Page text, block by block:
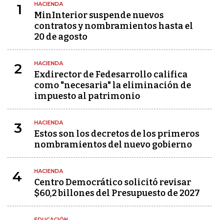
1 HACIENDA
MinInterior suspende nuevos
contratos y nombramientos hasta el
20 de agosto
2 HACIENDA
Exdirector de Fedesarrollo califica
como "necesaria" la eliminación de
impuesto al patrimonio
3 HACIENDA
Estos son los decretos de los primeros
nombramientos del nuevo gobierno
4 HACIENDA
Centro Democrático solicitó revisar
$60,2 billones del Presupuesto de 2027